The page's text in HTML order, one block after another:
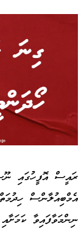
ރައީސް އޮފީހުގައި
އެމްބިއުލާންސް